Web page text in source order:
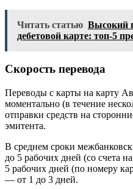
Читать статью Высокий
дебетовой карте: топ-5
Скорость перевода
Переводы с карты на карту
моментально (в течение
отправки средств на
эмитента.
В среднем сроки
до 5 рабочих дней (со счета
5 рабочих дней (по номеру
— от 1 до 3 дней.